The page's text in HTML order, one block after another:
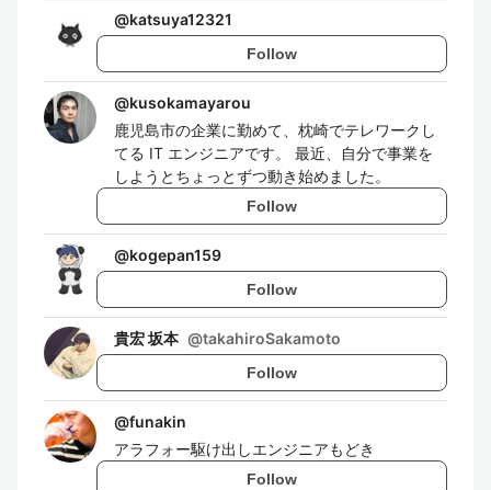
@katsuya12321
Follow
@kusokamayarou
鹿児島市の企業に勤めて、枕崎でテレワークし
てる IT エンジニアです。 最近、自分で事業を
しようとちょっとずつ動き始めました。
Follow
@kogepan159
Follow
貴宏 坂本 @takahiroSakamoto
Follow
@funakin
アラフォー駆け出しエンジニアもどき
Follow